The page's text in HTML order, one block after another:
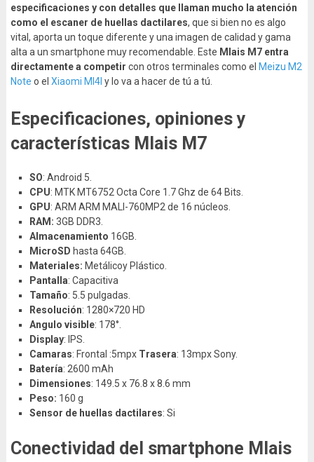
especificaciones y con detalles que llaman mucho la atención
como el escaner de huellas dactilares, que si bien no es algo
vital, aporta un toque diferente y una imagen de calidad y gama
alta a un smartphone muy recomendable. Este Mlais M7 entra
directamente a competir con otros terminales como el Meizu M2
Note o el Xiaomi MI4I y lo va a hacer de tú a tú.
Especificaciones, opiniones y
características Mlais M7
SO: Android 5.
CPU: MTK MT6752 Octa Core 1.7 Ghz de 64 Bits.
GPU: ARM ARM MALI-760MP2 de 16 núcleos.
RAM: 3GB DDR3.
Almacenamiento 16GB.
MicroSD hasta 64GB.
Materiales: Metálicoy Plástico.
Pantalla: Capacitiva
Tamaño: 5.5 pulgadas.
Resolución: 1280×720 HD
Angulo visible: 178°.
Display: IPS.
Camaras: Frontal :5mpx Trasera: 13mpx Sony.
Batería: 2600 mAh
Dimensiones: 149.5 x 76.8 x 8.6 mm
Peso: 160 g
Sensor de huellas dactilares: Si
Conectividad del smartphone Mlais